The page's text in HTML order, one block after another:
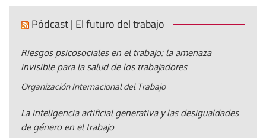
Pódcast | El futuro del trabajo
Riesgos psicosociales en el trabajo: la amenaza
invisible para la salud de los trabajadores
Organización Internacional del Trabajo
La inteligencia artificial generativa y las desigualdades
de género en el trabajo